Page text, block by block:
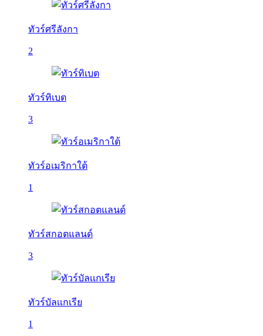
ทัวร์ศรีลังกา
2
ทัวร์ทิเบต
3
ทัวร์อเมริกาใต้
1
ทัวร์สกอตแลนด์
3
ทัวร์บัลเเกเรีย
1